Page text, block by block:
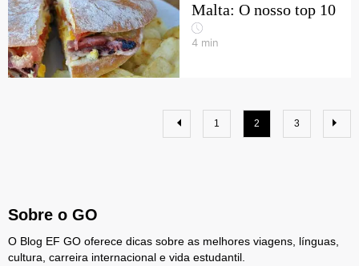
Malta: O nosso top 10
4 min
1 2 3
Sobre o GO
O Blog EF GO oferece dicas sobre as melhores viagens, línguas,
cultura, carreira internacional e vida estudantil.